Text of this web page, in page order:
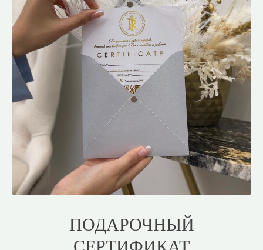
ПОДАРОЧНЫЙ